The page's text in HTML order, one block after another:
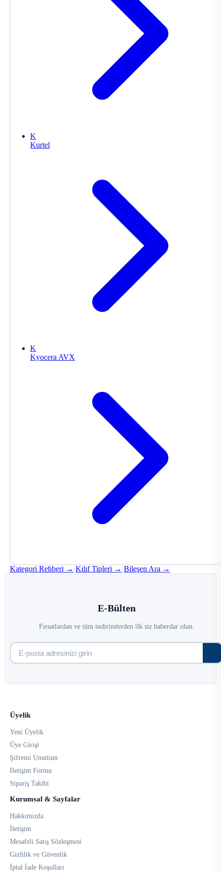
K
Kurtel
K
Kyocera AVX
Kategori Rehberi → Kılıf Tipleri → Bileşen Ara →
E-Bülten
Fırsatlardan ve tüm indirimlerden ilk siz haberdar olun.
Üyelik
Yeni Üyelik
Üye Girişi
Şifremi Unuttum
İletişim Formu
Sipariş Takibi
Kurumsal & Sayfalar
Hakkımızda
İletişim
Mesafeli Satış Sözleşmesi
Gizlilik ve Güvenlik
İptal İade Koşulları